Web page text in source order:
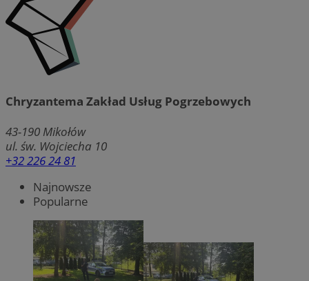
Chryzantema Zakład Usług Pogrzebowych
43-190 Mikołów
ul. św. Wojciecha 10
+32 226 24 81
Najnowsze
Popularne